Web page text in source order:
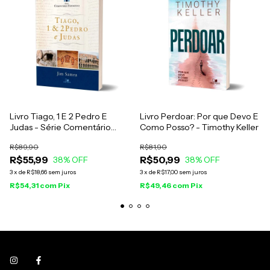
Livro Tiago, 1 E 2 Pedro E
Judas - Série Comentário
R$55,99
R$89,90
38% OFF
3x de R$18,66 sem juros
R$54,31 com Pix
Livro Perdoar: Por que Devo E
Como Posso? - Timothy Keller
R$50,99
R$81,90
38% OFF
3x de R$17,00 sem juros
R$49,46 com Pix